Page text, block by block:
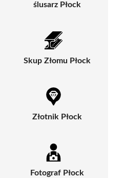
ślusarz Płock
Skup Złomu Płock
Złotnik Płock
Fotograf Płock